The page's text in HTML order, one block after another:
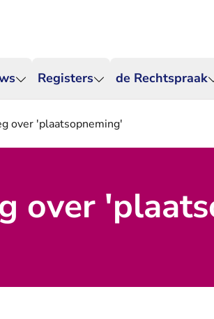
Registers de Rechtspraak
over 'plaatsopneming'
over